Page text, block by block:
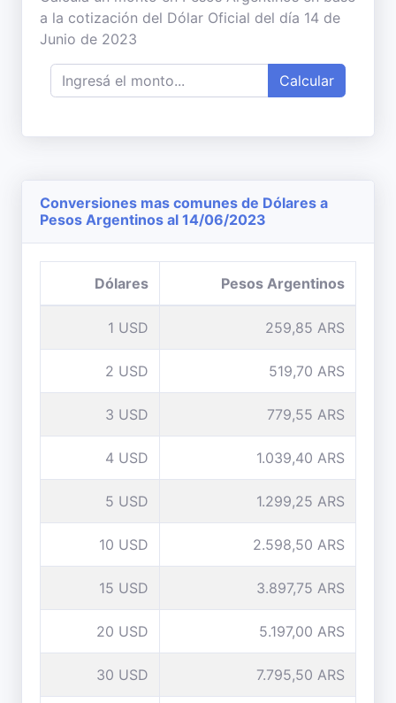
a la cotización del Dólar Oficial del día 14 de
Junio de 2023
Calcular
Conversiones mas comunes de Dólares a
Pesos Argentinos al 14/06/2023
Dólares Pesos Argentinos
1 USD 259,85 ARS
2 USD 519,70 ARS
3 USD 779,55 ARS
4 USD 1.039,40 ARS
5 USD 1.299,25 ARS
10 USD 2.598,50 ARS
15 USD 3.897,75 ARS
20 USD 5.197,00 ARS
30 USD 7.795,50 ARS